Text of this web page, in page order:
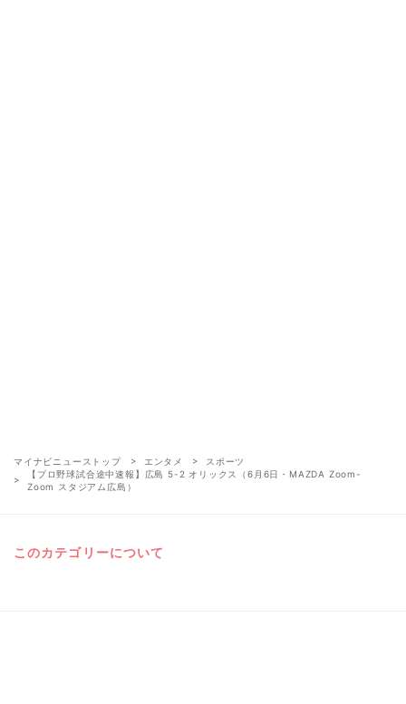
マイナビニューストップ エンタメ
スポーツ
【プロ野球試合途中速報】広島 5-2 オリックス（6月6日・MAZDA Zoom-
Zoom スタジアム広島）
このカテゴリーについて